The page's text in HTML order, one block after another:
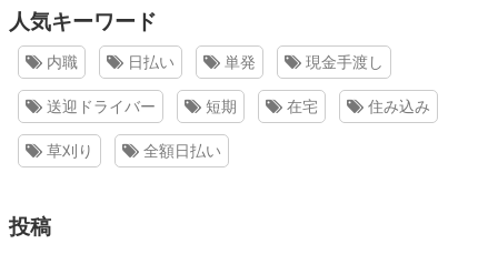
人気キーワード
内職 日払い 単発 現金手渡し
送迎ドライバー 短期 在宅 住み込み
草刈り 全額日払い
投稿